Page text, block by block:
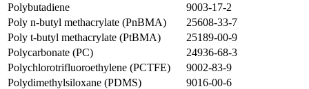
Polybutadiene
9003-17-2
Poly n-butyl methacrylate (PnBMA)
25608-33-7
Poly t-butyl methacrylate (PtBMA)
25189-00-9
Polycarbonate (PC)
24936-68-3
Polychlorotrifluoroethylene (PCTFE)
9002-83-9
Polydimethylsiloxane (PDMS)
9016-00-6